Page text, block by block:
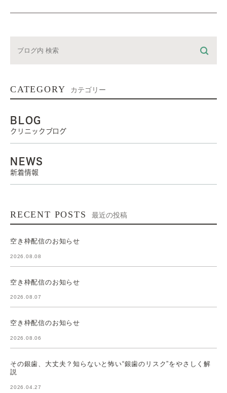
CATEGORY カテゴリー
BLOG
クリニックブログ
NEWS
新着情報
RECENT POSTS 最近の投稿
空き枠配信のお知らせ
2026.08.08
空き枠配信のお知らせ
2026.08.07
空き枠配信のお知らせ
2026.08.06
その銀歯、大丈夫？知らないと怖い“銀歯のリスク”をやさしく解
説
2026.04.27